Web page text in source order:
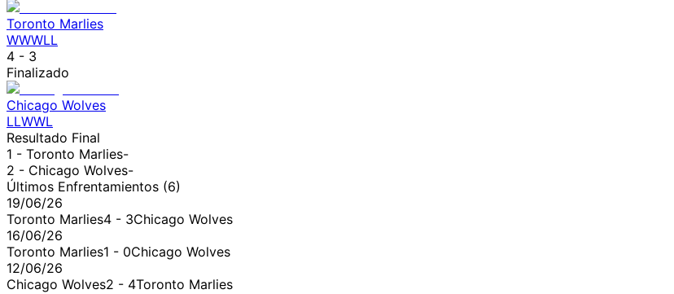
Toronto Marlies
WWWLL
4 - 3
Finalizado
Chicago Wolves
LLWWL
Resultado Final
1 - Toronto Marlies-
2 - Chicago Wolves-
Últimos Enfrentamientos (6)
19/06/26
Toronto Marlies4 - 3Chicago Wolves
16/06/26
Toronto Marlies1 - 0Chicago Wolves
12/06/26
Chicago Wolves2 - 4Toronto Marlies